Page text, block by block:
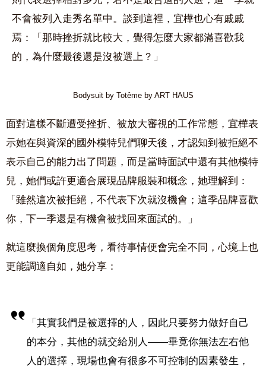
不會被列入走秀名單中。談到這裡，宜樺也心有戚戚
焉：「那時挫折就比較大，覺得怎麼大家都滿喜歡我
的，為什麼最後還是沒被選上？」
Bodysuit by Totême by ART HAUS
面對這樣不斷遭受挫折、被放大審視的工作常態，宜樺表
示她在與資深的國外模特兒們聊天後，才認知到被拒絕不
表示自己的能力出了問題，而是當時面試中還有其他模特
兒，她們或許更適合展現品牌服裝和概念，她理解到：
「雖然這次被拒絕，不代表下次就沒機會；這季品牌喜歡
你，下一季還是有機會被找回來面試的。」
就這麼換個角度思考，看待事情便會完全不同，心境上也
更能調適自如，她分享：
「其實我們是被選擇的人，因此只要努力做好自己
的本分，其他的就交給別人——畢竟你無法左右他
人的選擇，現場也會有很多不可控制的因素發生，